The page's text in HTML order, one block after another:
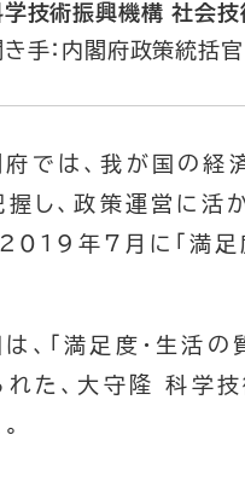
学技術振興機構 社会技
き手：内閣府政策統括
府では、我が国の
握し、政策運営に活
2019年7月に「満足
、「満足度・生活
れた、大守隆 科学